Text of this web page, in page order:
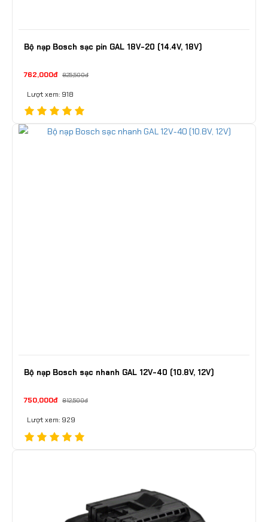
Bộ nạp Bosch sạc pin GAL 18V-20 (14.4V, 18V)
762,000đ 825,500đ
Lượt xem: 918
Bộ nạp Bosch sạc nhanh GAL 12V-40 (10.8V, 12V)
750,000đ 812,500đ
Lượt xem: 929